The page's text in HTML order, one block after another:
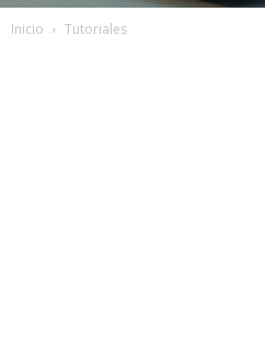
Inicio Tutoriales